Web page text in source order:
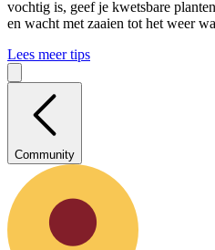
vochtig is, geef je kwetsbare
en wacht met zaaien tot het weer
Lees meer tips
Community